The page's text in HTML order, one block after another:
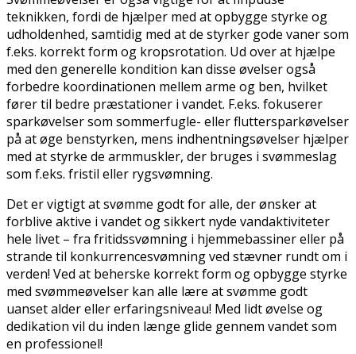
teknikken, fordi de hjælper med at opbygge styrke og
udholdenhed, samtidig med at de styrker gode vaner som
f.eks. korrekt form og kropsrotation. Ud over at hjælpe
med den generelle kondition kan disse øvelser også
forbedre koordinationen mellem arme og ben, hvilket
fører til bedre præstationer i vandet. F.eks. fokuserer
sparkøvelser som sommerfugle- eller fluttersparkøvelser
på at øge benstyrken, mens indhentningsøvelser hjælper
med at styrke de armmuskler, der bruges i svømmeslag
som f.eks. fristil eller rygsvømning.
Det er vigtigt at svømme godt for alle, der ønsker at
forblive aktive i vandet og sikkert nyde vandaktiviteter
hele livet – fra fritidssvømning i hjemmebassiner eller på
strande til konkurrencesvømning ved stævner rundt om i
verden! Ved at beherske korrekt form og opbygge styrke
med svømmeøvelser kan alle lære at svømme godt
uanset alder eller erfaringsniveau! Med lidt øvelse og
dedikation vil du inden længe glide gennem vandet som
en professionel!